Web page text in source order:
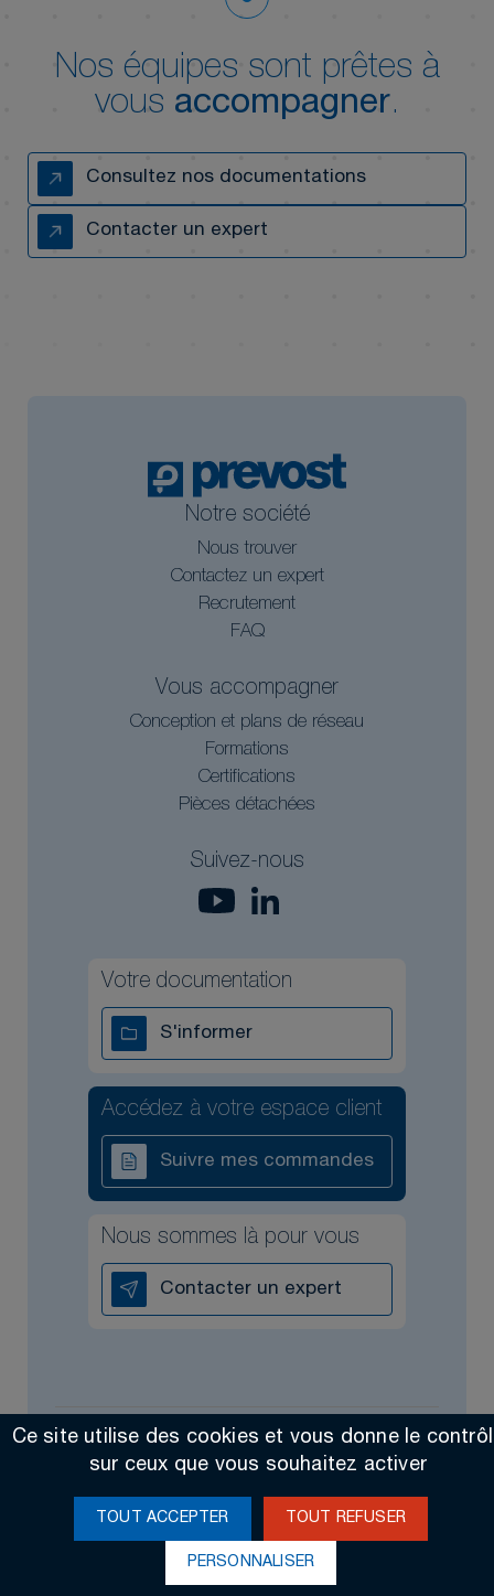
Nos équipes sont prêtes à
vous accompagner.
Consultez nos documentations
Contacter un expert
Notre société
Nous trouver
Contactez un expert
Recrutement
FAQ
Vous accompagner
Conception et plans de réseau
Formations
Certifications
Pièces détachées
Suivez-nous
Votre documentation
S'informer
Accédez à votre espace client
Suivre mes commandes
Nous sommes là pour vous
Contacter un expert
Ce site utilise des cookies et vous donne le
sur ceux que vous souhaitez activer
TOUT ACCEPTER TOUT REFUSER
PERSONNALISER